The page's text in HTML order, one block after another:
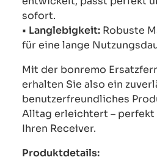
sofort.
• Langlebigkeit: Robuste
für eine lange
Mit der bonremo
erhalten Sie also ein
benutzerfreundliches
Alltag erleichtert –
Ihren Receiver.
Produktdetails: